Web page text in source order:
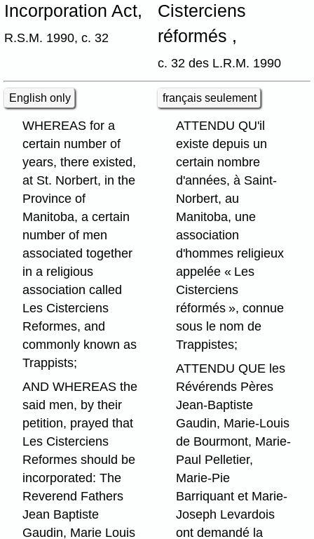
Incorporation Act,
R.S.M. 1990, c. 32
Cisterciens
réformés ,
c. 32 des L.R.M. 1990
English only français seulement
WHEREAS for a
certain number of
years, there existed,
at St. Norbert, in the
Province of
Manitoba, a certain
number of men
associated together
in a religious
association called
Les Cisterciens
Reformes, and
commonly known as
Trappists;
AND WHEREAS the
said men, by their
petition, prayed that
Les Cisterciens
Reformes should be
incorporated: The
Reverend Fathers
Jean Baptiste
Gaudin, Marie Louis
ATTENDU QU'il
existe depuis un
certain nombre
d'années, à Saint-
Norbert, au
Manitoba, une
association
d'hommes religieux
appelée « Les
Cisterciens
réformés », connue
sous le nom de
Trappistes;
ATTENDU QUE les
Révérends Pères
Jean-Baptiste
Gaudin, Marie-Louis
de Bourmont, Marie-
Paul Pelletier,
Marie-Pie
Barriquant et Marie-
Joseph Levardois
ont demandé la